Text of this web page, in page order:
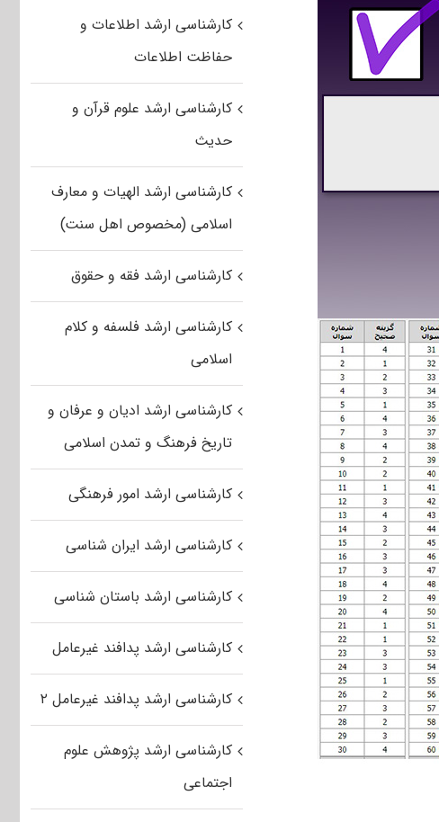
کارشناسی ارشد اطلاعات و
حفاظت اطلاعات
کارشناسی ارشد علوم قرآن و
حدیث
کارشناسی ارشد الهیات و معارف
اسلامی (مخصوص اهل سنت)
کارشناسی ارشد فقه و حقوق
کارشناسی ارشد فلسفه و کلام
اسلامی
کارشناسی ارشد ادیان و عرفان و
تاریخ فرهنگ و تمدن اسلامی
کارشناسی ارشد امور فرهنگی
کارشناسی ارشد ایران شناسی
کارشناسی ارشد باستان شناسی
کارشناسی ارشد پدافند غیرعامل
کارشناسی ارشد پدافند غیرعامل ۲
کارشناسی ارشد پژوهش علوم
اجتماعی